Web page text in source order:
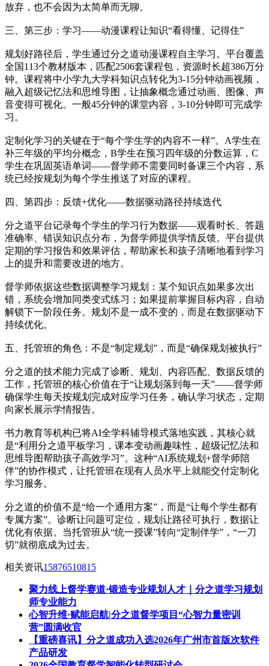
放弃，也不会因为太简单而无聊。
三、第三步：学习——动漫课程让知识“看得懂、记得住”
规划好路径后，学生通过分之道动漫课程自主学习。平台覆盖
全国113个教材版本，匹配2506套课程包，资源时长超386万分
钟。课程将中小学九大学科知识点转化为3-15分钟动画视频，
融入超级记忆法和思维导图，让抽象概念通过动画、图像、声
音变得可视化。一般45分钟的课堂内容，3-10分钟即可完成学
习。
定制化学习的关键在于“每个学生学的内容不一样”。A学生在
补三年级的平均分概念，B学生在预习四年级的分数运算，C
学生在巩固英语单词——督学师不需要同时备课三个内容，系
统已经按规划为每个学生推送了对应的课程。
四、第四步：反馈+优化——数据驱动路径持续迭代
分之道平台记录每个学生的学习行为数据——观看时长、答题
准确率、错误知识点分布，为督学师提供学情反馈。平台提供
定期的学习报告和效果评估，帮助家长和孩子清晰地看到学习
上的提升和需要改进的地方。
督学师依据这些数据调整学习规划：某个知识点如果多次出
错，系统会增加同类变式练习；如果提前掌握目标内容，自动
解锁下一阶段任务。规划不是一成不变的，而是在数据驱动下
持续优化。
五、托管班的角色：不是“制定规划”，而是“确保规划被执行”
分之道的技术能力完成了诊断、规划、内容匹配、数据反馈的
工作，托管班的核心价值在于“让规划落到每一天”——督学师
确保学生每天按规划完成对应学习任务，确认学习状态，定期
向家长展示学情报告。
书力教育等机构已将AI全学科辅导模式落地实践，其核心就
是“利用分之道平板学习，课本变动画趣味性，超级记忆法和
思维导图帮助孩子高效学习”。这种“AI系统规划+督学师陪
伴”的协作模式，让托管班在现有人员水平上就能交付定制化
学习服务。
分之道的价值不是“给一个通用方案”，而是“让每个学生都有
专属方案”。诊断让问题可定位，规划让路径可执行，数据让
优化有依据。当托管班从“统一授课”转向“定制伴学”，“一刀
切”就彻底成为过去。
相关资讯15876510815
聚力线上督学赛道·锻造专业规划人才｜分之道学习规划
师专业能力
心智升维·赋能启航|分之道督学项目“心智力量密训
营”圆满收官
【重磅喜讯】分之道成功入选2026年广州市首版次软件
产品研发